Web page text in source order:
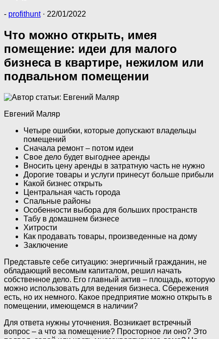
- profithunt · 22/01/2022
Что можно открыть, имея
помещение: идеи для малого
бизнеса в квартире, нежилом или
подвальном помещении
Евгений Маляр
Четыре ошибки, которые допускают владельцы
помещений
Сначала ремонт – потом идеи
Свое дело будет выгоднее аренды
Вносить цену аренды в затратную часть не нужно
Дорогие товары и услуги принесут больше прибыли
Какой бизнес открыть
Центральная часть города
Спальные районы
Особенности выбора для больших пространств
Табу в домашнем бизнесе
Хитрости
Как продавать товары, произведенные на дому
Заключение
Представьте себе ситуацию: энергичный гражданин, не
обладающий весомым капиталом, решил начать
собственное дело. Его главный актив – площадь, которую
можно использовать для ведения бизнеса. Сбережения
есть, но их немного. Какое предприятие можно открыть в
помещении, имеющемся в наличии?
Для ответа нужны уточнения. Возникает встречный
вопрос – а что за помещение? Просторное ли оно? Это